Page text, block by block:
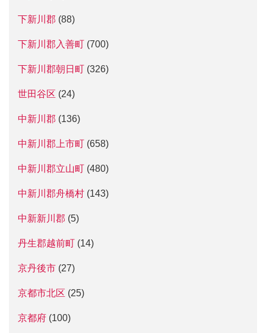
下新川郡 (88)
下新川郡入善町 (700)
下新川郡朝日町 (326)
世田谷区 (24)
中新川郡 (136)
中新川郡上市町 (658)
中新川郡立山町 (480)
中新川郡舟橋村 (143)
中新新川郡 (5)
丹生郡越前町 (14)
京丹後市 (27)
京都市北区 (25)
京都府 (100)